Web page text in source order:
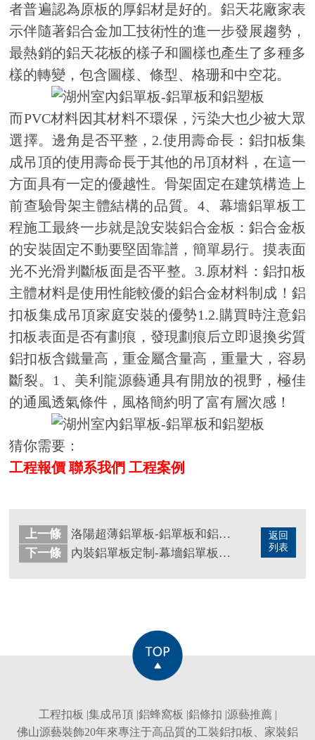
者普遍認為原板的厚鋁材是好的。鋁天花廠家表
示伴隨著鋁合金加工技術性的進一步發展趨勢，
最熱銷的鋁天花板的樣子和圖樣也產生了多種多
樣的轉變，包含圖樣、條型、格珊和中空花。
而PVC材料因其材料不環保，污染大也少被大眾
選擇。邊角是否平整，2.使用壽命長：鋁扣板集
成吊頂的使用壽命長于其他的吊頂材料，在這一
方面具有一定的優越性。骨架固定在建筑構造上
前查驗骨架主體結構的品質。4、幕墻鋁單板工
程施工最終一步就是說安裝鋁合金板：鋁合金板
的安裝固定不動要堅固靠譜，簡單易行。摸表面
光不光滑判斷板面是否平整。3.原材料：鋁扣板
主體材料是使用性能較優的鋁合金材料制成！鋁
扣板集成吊頂家庭安裝的優勢1.2.購買時注意鋁
扣板表面是否有劃痕，發現劃痕后立即退換劣質
鋁扣板含鐵量高，重金屬含量高，重量大，容易
斷裂。1、美利龍源藝通具有開放的視野，極佳
的通風透氣條件，風格簡約明了富有層次感！
猜你需要：
工程報價 聯系我們 工程案例
返回
列表
上一條
洛陽超薄鋁單板-鋁單板和鋁扣板區別
下一條
內裝鋁單板定制-幕墻鋁單板維護保養
工程扣板 |集成吊頂|鋁蜂窩板 |鋁條扣 |源藝推薦|
佛山源藝裝飾20年來專注于高品質的工裝鋁扣板 家裝鋁